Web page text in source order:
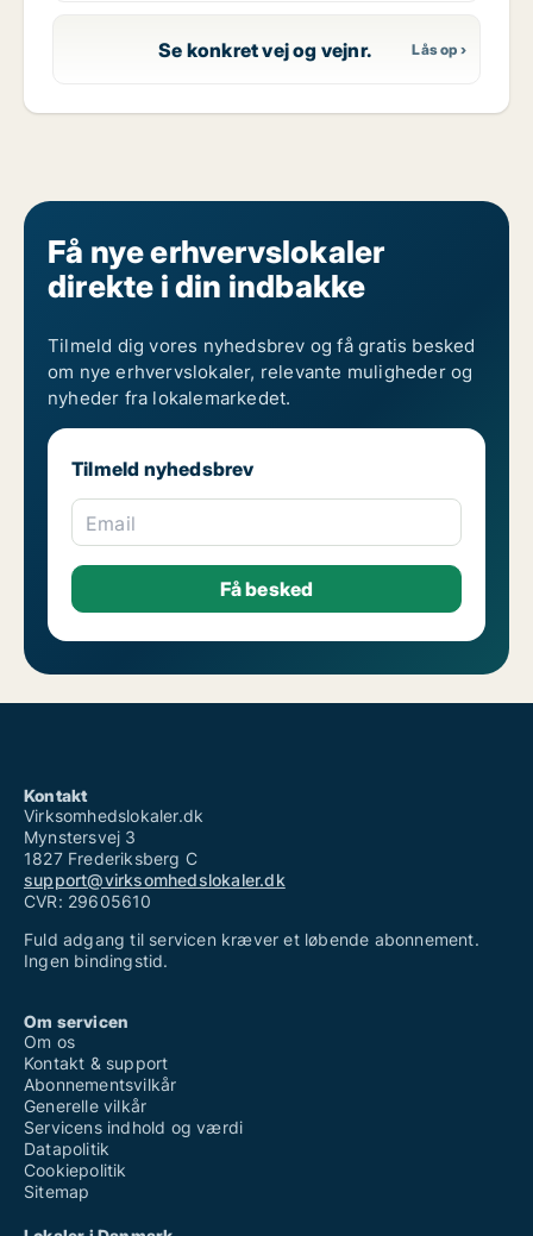
Se konkret vej og vejnr.
Få nye erhvervslokaler
direkte i din indbakke
Tilmeld dig vores nyhedsbrev og få gratis besked
om nye erhvervslokaler, relevante muligheder og
nyheder fra lokalemarkedet.
Tilmeld nyhedsbrev
Email
Kontakt
Virksomhedslokaler.dk
Mynstersvej 3
1827 Frederiksberg C
support@virksomhedslokaler.dk
CVR: 29605610
Fuld adgang til servicen kræver et løbende abonnement.
Ingen bindingstid.
Om servicen
Om os
Kontakt & support
Abonnementsvilkår
Generelle vilkår
Servicens indhold og værdi
Datapolitik
Cookiepolitik
Sitemap